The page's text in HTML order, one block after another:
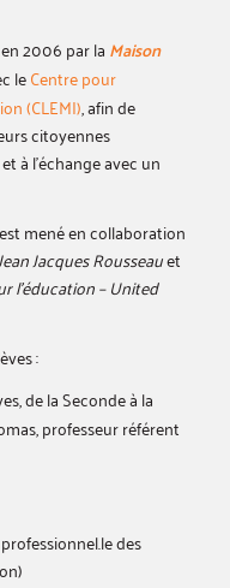
2006 par laMaison
leCentre pour
(CLEMI), afin de
citoyennes
à l’échange avec un
est mené en collaboration
Jacques Rousseauet
l’éducation – United
:
de la Seconde à la
professeur référent
des